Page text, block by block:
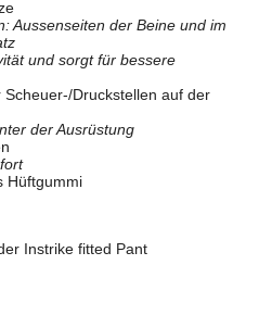
Aussenseiten der Beine und im
und sorgt für bessere
Druckstellen auf der
der Ausrüstung
Hüftgummi
Instrike fitted Pant